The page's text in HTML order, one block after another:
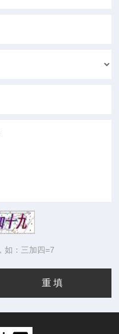
如：三加四=7